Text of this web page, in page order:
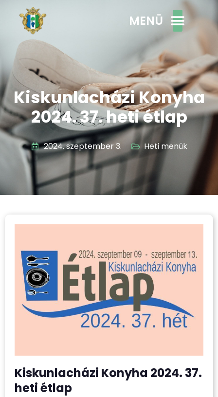
MENÜ
Kiskunlacházi Konyha
2024. 37. heti étlap
2024. szeptember 3. Heti menük
Kiskunlacházi Konyha 2024. 37.
heti étlap